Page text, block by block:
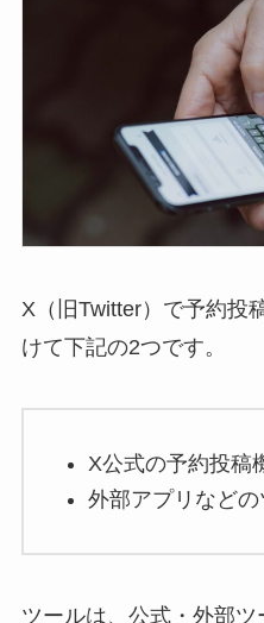
X（旧Twitter）で予約投
けて下記の2つです。
X公式の予約投稿
外部アプリなど
ツールは、公式・外部